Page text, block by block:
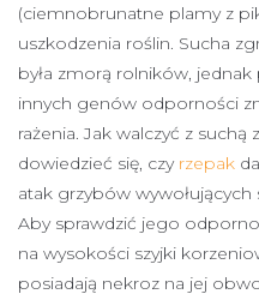
(ciemnobrunatne plamy z
uszkodzenia roślin. Sucha
była zmorą rolników,
innych genów odporności
rażenia. Jak walczyć z
dowiedzieć się, czy rzepak
atak grzybów
Aby sprawdzić jego
na wysokości szyjki
posiadają nekroz na jej